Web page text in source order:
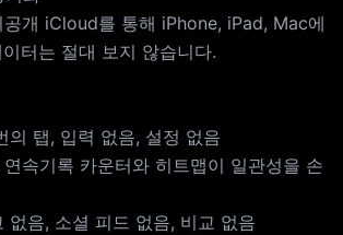
공개 iCloud를 통해 iPhone, iPad, Mac에
터는 절대 보지 않습니다.
의 탭, 입력 없음, 설정 없음
속기록 카운터와 히트맵이 일관성을 손
없음, 소셜 피드 없음, 비교 없음